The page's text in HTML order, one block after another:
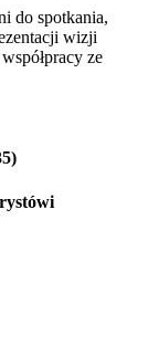
do spotkania,
wizji
ze